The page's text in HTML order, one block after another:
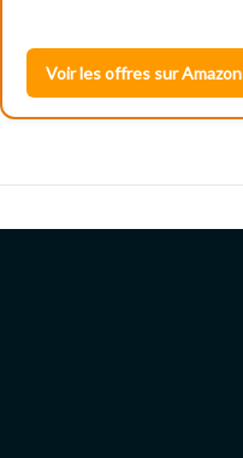
Voir les offres sur Amazon